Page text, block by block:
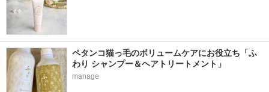
ペタンコ猫っ毛のボリュームケアにお役立ち「ふ
わり シャンプー＆ヘアトリートメント」
manage